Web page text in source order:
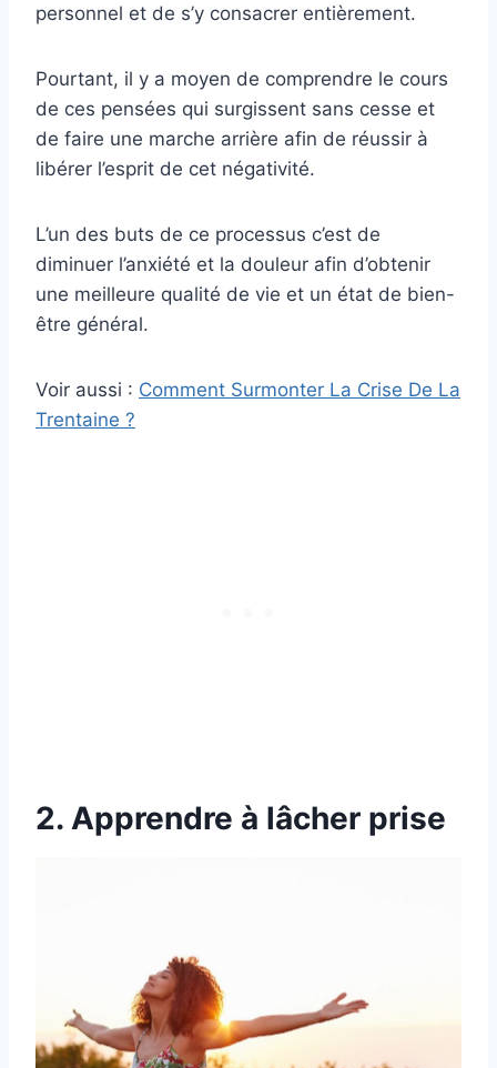
personnel et de s’y consacrer entièrement.
Pourtant, il y a moyen de comprendre le cours
de ces pensées qui surgissent sans cesse et
de faire une marche arrière afin de réussir à
libérer l’esprit de cet négativité.
L’un des buts de ce processus c’est de
diminuer l’anxiété et la douleur afin d’obtenir
une meilleure qualité de vie et un état de bien-
être général.
Voir aussi : Comment Surmonter La Crise De La
Trentaine ?
2. Apprendre à lâcher prise